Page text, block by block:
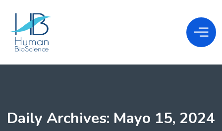
Daily Archives: Mayo 15, 2024